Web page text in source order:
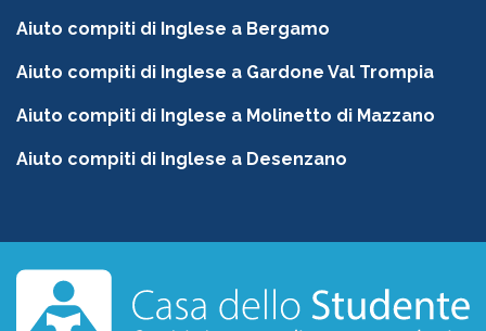
Aiuto compiti di Inglese a Bergamo
Aiuto compiti di Inglese a Gardone Val Trompia
Aiuto compiti di Inglese a Molinetto di Mazzano
Aiuto compiti di Inglese a Desenzano